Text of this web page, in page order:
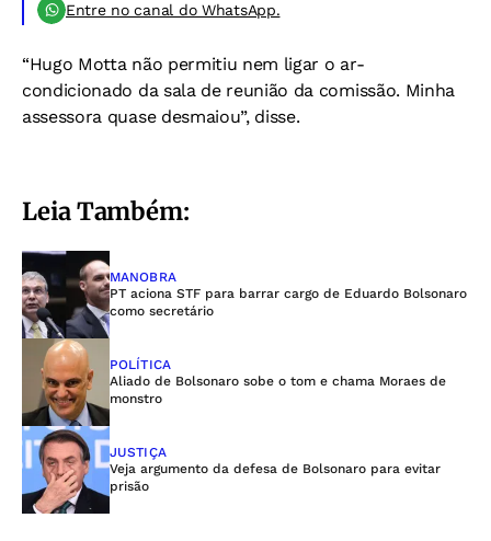
Entre no canal do WhatsApp.
“Hugo Motta não permitiu nem ligar o ar-
condicionado da sala de reunião da comissão. Minha
assessora quase desmaiou”, disse.
Leia Também:
MANOBRA
PT aciona STF para barrar cargo de Eduardo Bolsonaro
como secretário
POLÍTICA
Aliado de Bolsonaro sobe o tom e chama Moraes de
monstro
JUSTIÇA
Veja argumento da defesa de Bolsonaro para evitar
prisão